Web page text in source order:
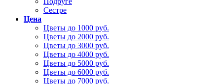
Сестре
Цена
Цветы до 1000 руб.
Цветы до 2000 руб.
Цветы до 3000 руб.
Цветы до 4000 руб.
Цветы до 5000 руб.
Цветы до 6000 руб.
Цветы до 7000 руб.